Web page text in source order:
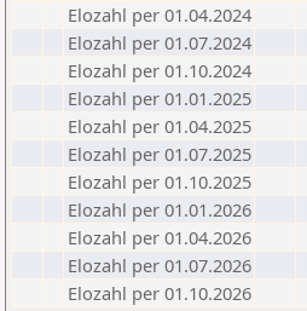
Elozahl per 01.04.2024
Elozahl per 01.07.2024
Elozahl per 01.10.2024
Elozahl per 01.01.2025
Elozahl per 01.04.2025
Elozahl per 01.07.2025
Elozahl per 01.10.2025
Elozahl per 01.01.2026
Elozahl per 01.04.2026
Elozahl per 01.07.2026
Elozahl per 01.10.2026